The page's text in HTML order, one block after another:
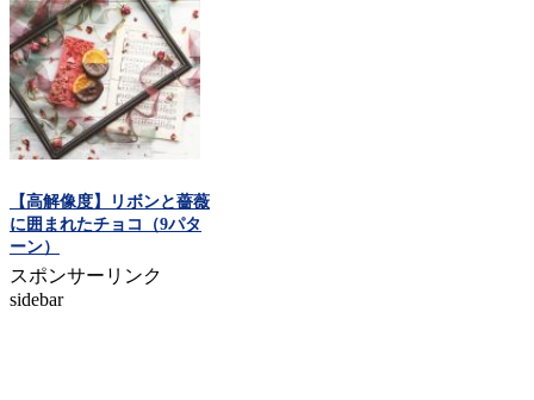
【高解像度】リボンと薔薇
に囲まれたチョコ（9パタ
ーン）
スポンサーリンク
sidebar